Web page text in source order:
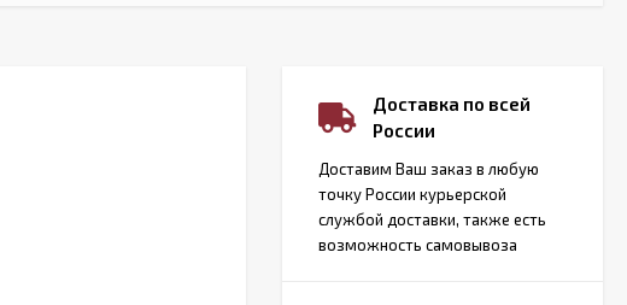
Доставка по всей
России
Доставим Ваш заказ в любую
точку России курьерской
службой доставки, также есть
возможность самовывоза